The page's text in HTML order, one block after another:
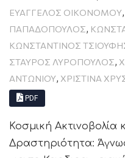
ΕΥΆΓΓΕΛΟΣ ΟΙΚΟΝΌΜOΥ,
ΠΑΠΑΔΌΠΟΥΛΟΣ,
ΚΩΝΣΤΑΝΤΊΝΟΣ
ΣΤΑΎΡΟΣ ΛΥΡΌΠΟΥΛΟΣ,
ΑΝΤΩΝΊΟΥ, ΧΡΙΣΤΙΝΑ
PDF
Κοσμική Ακτινοβολία
Δραστηριότητα: